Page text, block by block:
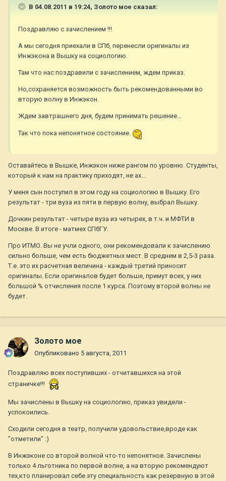
В 04.08.2011 в 19:24, Золото мое сказал:
Поздравляю с зачислением !!!
А мы сегодня приехали в СПб, перенесли оригиналы из
Инжэкона в Вышку на социологию.
Там что нас поздравили с зачислением, ждем приказ.
Но,сохраняется возможность быть рекомендованными во
вторую волну в Инжэкон.
Ждем завтрашнего дня, будем принимать решение...
Так что пока непонятное состояние.
Оставайтесь в Вышке, Инжэкон ниже рангом по уровню. Студенты,
который к нам на практику приходят, не ах...
У меня сын поступил в этом году на социологию в Вышку. Его
результат - три вуза из пяти в первую волну, выбрал Вышку.
Дочкин результат - четыре вуза из четырех, в т.ч. и МФТИ в
Москве. В итоге - матмех СПбГУ.
Про ИТМО. Вы не учли одного, они рекомендовали к зачислению
сильно больше, чем есть бюджетных мест. В среднем в 2,5-3 раза.
Т.е. это их расчетная величина - каждый третий приносит
оригиналы. Если оригиналов будет больше, примут всех, у них
большой % отчисления после 1 курса. Поэтому второй волны не
будет.
Золото мое
Опубликовано 5 августа, 2011
Поздравляю всех поступивших - отчитавшихся на этой
страничке!!!
Мы зачислены в Вышку на социологию, приказ увидели -
успокоились.
Сходили сегодня в театр, получили удовольствие,вроде как
"отметили" :)
В Инжэконе со второй волной что-то непонятное. Зачислены
только 4 льготника по первой волне, а на вторую рекомендуют
тех,кто планировал себе эту специальность как резервную в этой